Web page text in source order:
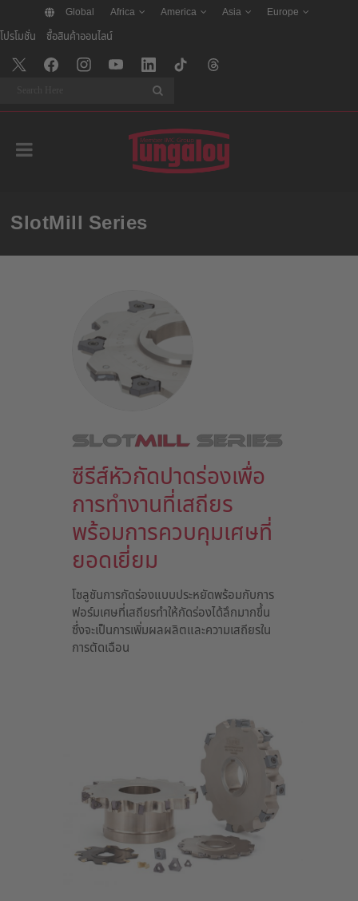
Global Africa America Asia Europe
โปรโมชั่น ซื้อสินค้าออนไลน์
SlotMill Series
ซีรีส์หัวกัดปาดร่องเพื่อ
การทำงานที่เสถียร
พร้อมการควบคุมเศษที่
ยอดเยี่ยม
โซลูชันการกัดร่องแบบประหยัดพร้อมกับการ
ฟอร์มเศษที่เสถียรทำให้กัดร่องได้ลึกมากขึ้น
ซึ่งจะเป็นการเพิ่มผลผลิตและความเสถียรใน
การตัดเฉือน